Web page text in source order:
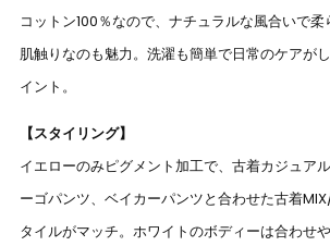
コットン100％なので、ナチュラルな風合いで
肌触りなのも魅力。洗濯も簡単で日常のケアが
イント。
【スタイリング】
イエローのみピグメント加工で、古着カジュア
ーゴパンツ、ベイカーパンツと合わせた古着
タイルがマッチ。ホワイトのボディーは合わせ